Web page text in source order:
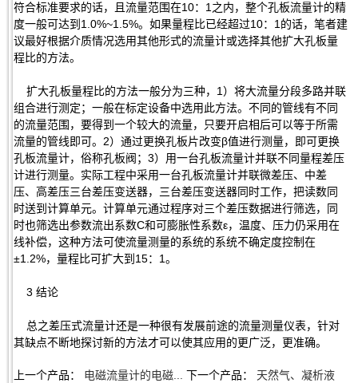
符合标准要求的话，且流量范围在10：1之内，整个孔板流量计的精
度一般可达到1.0%~1.5%。如果量程比已经超过10：1的话，笔者建
议最好根据介质情况选用其他形式的流量计或选择其他扩大孔板量
程比的方法。
扩大孔板量程比的方法一般分为三种，1）将大流量分段多路并联
组合进行测定；一般在标定设备中选用此方法。不同的管线有不同
的流量范围，要得到一个较大的流量，只要开启相后可以等于所需
流量的管线即可。2）通过更换孔板片改变β值进行测量，即可更换
孔板流量计，俗称孔板阀；3）用一台孔板流量计并联不同量程差压
计进行测量。实际工程中采用一台孔板流量计并联微差压、中差
压、高差压三台差压变送器，三台差压变送器同时工作，把读数同
时送到计算单元。计算单元通过程序对三个差压数据进行筛选，同
时也筛选出参数流出系数C和可膨胀性系数ε，温度、压力仍采用在
线补偿，这种方法可使流量测量的系统的系统不确定度控制在
±1.2%，量程比可扩大到15：1。
3 结论
总之差压式流量计还是一种很有发展前途的流量测量仪表，针对
其缺点不断地探讨新的方法才可以使其应用的更广泛，更准确。
上一个产品： 电磁流量计的电磁... 下一个产品： 天然气、凝析液